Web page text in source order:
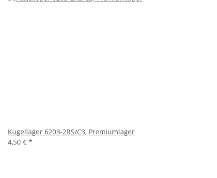
Kugellager 6203-2RS/C3, Premiumlager
4,50 € *